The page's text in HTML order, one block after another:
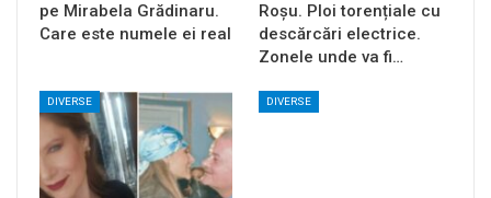
pe Mirabela Grădinaru.
Care este numele ei real
Roșu. Ploi torențiale cu
descărcări electrice.
Zonele unde va fi…
DIVERSE DIVERSE